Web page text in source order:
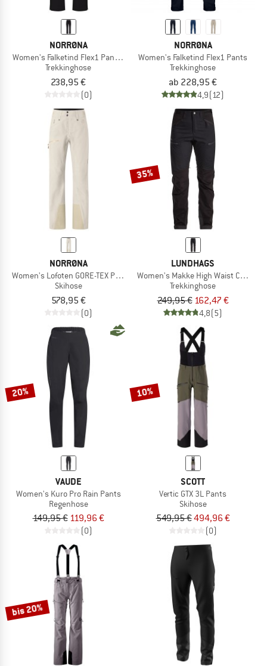
NORRØNA
Women's Falketind Flex1 Pants Short
Trekkinghose
238,95 €
(0)
NORRØNA
Women's Falketind Flex1 Pants
Trekkinghose
ab 228,95 €
4,9(12)
NORRØNA
Women's Lofoten GORE-TEX Pants
Skihose
578,95 €
(0)
35%
LUNDHAGS
Women's Makke High Waist Curved
Trekkinghose
249,95 € 162,47 €
4,8(5)
20%
VAUDE
Women's Kuro Pro Rain Pants
Regenhose
149,95 € 119,96 €
(0)
10%
SCOTT
Vertic GTX 3L Pants
Skihose
549,95 €494,96 €
(0)
bis 20%